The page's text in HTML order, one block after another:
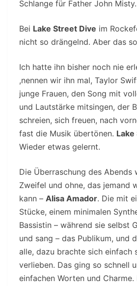
Schlange für Father John Misty.
Bei Lake Street Dive im
nicht so drängelnd. Aber das
Ich hatte ihn bisher noch nie
,nennen wir ihn mal, Taylor
junge Frauen, den Song mit
und Lautstärke mitsingen, der
schreien, sich freuen, nach
fast die Musik übertönen.
Wieder etwas gelernt.
Die Überraschung des Abends
Zweifel und ohne, das jemand
kann – Alisa Amador. Die mit
Stücke, einem minimalen
Bassistin – während sie selbst
und sang – das Publikum, und
alle, dazu brachte sich einfach
verlieben. Das ging so schnell
einfachen Worten und